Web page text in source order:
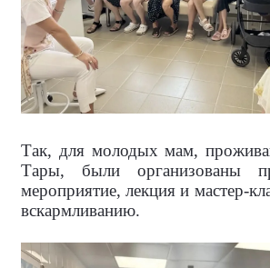
Так, для молодых мам,
Тары, были организованы
мероприятие, лекция и мастер-
вскармливанию.